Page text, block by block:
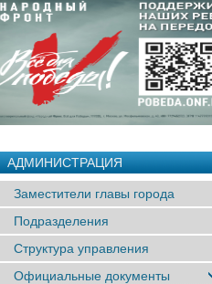
АДМИНИСТРАЦИЯ
Заместители главы города
Подразделения
Структура управления
Официальные документы